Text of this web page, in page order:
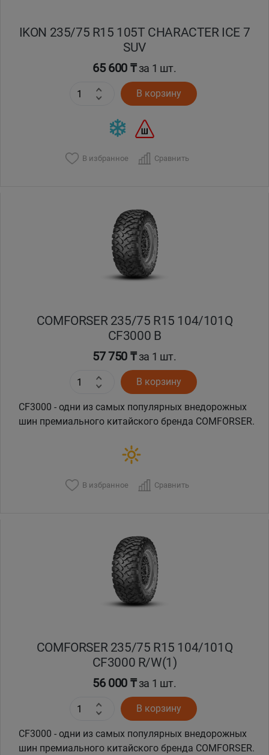
IKON 235/75 R15 105T CHARACTER ICE 7
SUV
65 600 ₸за 1 шт.
В корзину
В избранное Сравнить
COMFORSER 235/75 R15 104/101Q
CF3000 B
57 750 ₸за 1 шт.
В корзину
CF3000 - одни из самых популярных внедорожных
шин премиального китайского бренда COMFORSER.
В избранное Сравнить
COMFORSER 235/75 R15 104/101Q
CF3000 R/W(1)
56 000 ₸за 1 шт.
В корзину
CF3000 - одни из самых популярных внедорожных
шин премиального китайского бренда COMFORSER.